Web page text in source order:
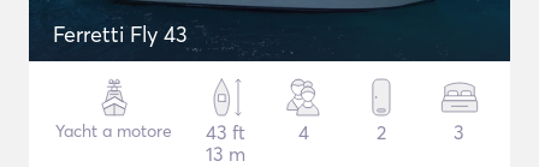
Ferretti Fly 43
Yacht a motore
43 ft
13 m
4 2 3